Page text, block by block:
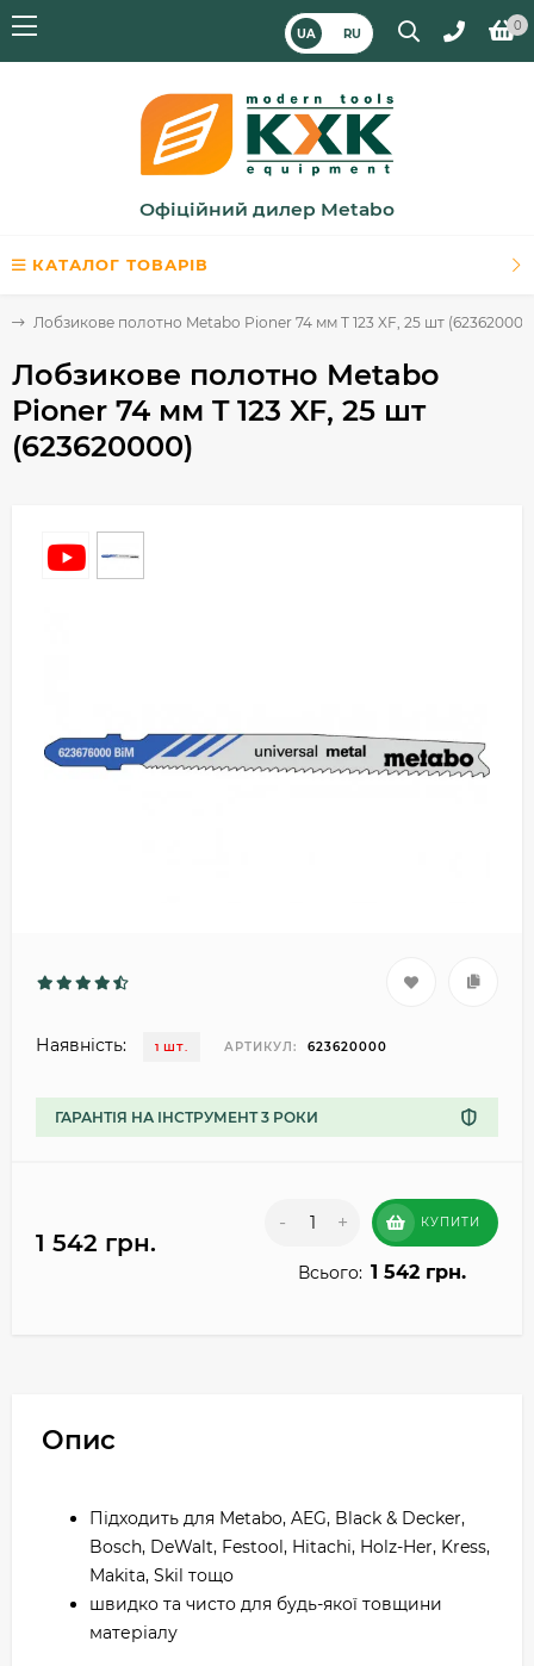
UA RU
0
Офіційний дилер Metabo
КАТАЛОГ ТОВАРІВ
Лобзикове полотно Metabo Pioner 74 мм T 123 XF, 25 шт
Лобзикове полотно Metabo
Pioner 74 мм T 123 XF, 25 шт
(623620000)
Наявність: 1 ШТ. АРТИКУЛ: 623620000
ГАРАНТІЯ НА ІНСТРУМЕНТ 3 РОКИ
1 542 грн.
- + КУПИТИ
Всього: 1 542 грн.
Опис
Підходить для Metabo, AEG, Black & Decker,
Bosch, DeWalt, Festool, Hitachi, Holz-Her, Kress,
Makita, Skil тощо
швидко та чисто для будь-якої товщини
матеріалу